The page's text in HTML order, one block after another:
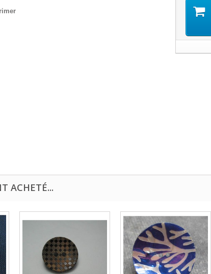
ACHETÉ...